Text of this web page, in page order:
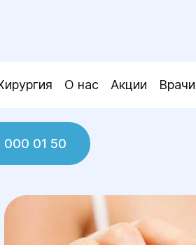
О нас Акции Врачи
000 01 50